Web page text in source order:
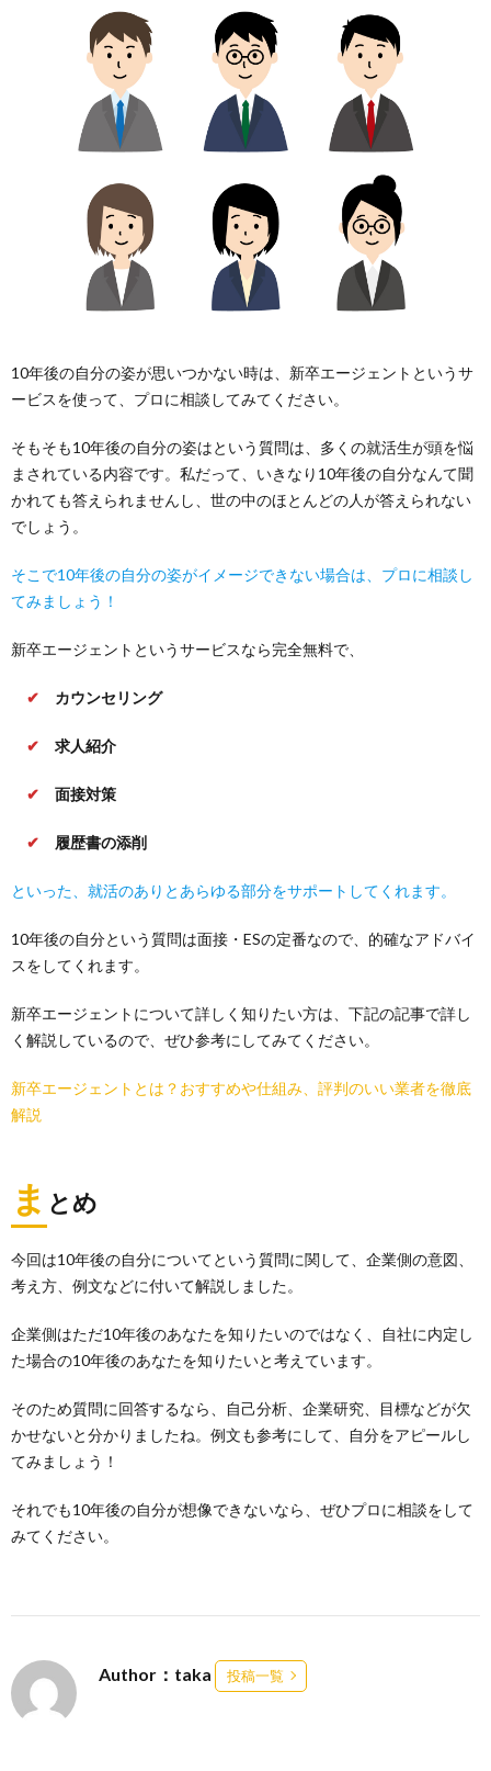
10年後の自分の姿が思いつかない時は、新卒エージェントというサ
ービスを使って、プロに相談してみてください。
そもそも10年後の自分の姿はという質問は、多くの就活生が頭を悩
まされている内容です。私だって、いきなり10年後の自分なんて聞
かれても答えられませんし、世の中のほとんどの人が答えられない
でしょう。
そこで10年後の自分の姿がイメージできない場合は、プロに相談し
てみましょう！
新卒エージェントというサービスなら完全無料で、
✔ カウンセリング
✔ 求人紹介
✔ 面接対策
✔ 履歴書の添削
といった、就活のありとあらゆる部分をサポートしてくれます。
10年後の自分という質問は面接・ESの定番なので、的確なアドバイ
スをしてくれます。
新卒エージェントについて詳しく知りたい方は、下記の記事で詳し
く解説しているので、ぜひ参考にしてみてください。
新卒エージェントとは？おすすめや仕組み、評判のいい業者を徹底
解説
ま とめ
今回は10年後の自分についてという質問に関して、企業側の意図、
考え方、例文などに付いて解説しました。
企業側はただ10年後のあなたを知りたいのではなく、自社に内定し
た場合の10年後のあなたを知りたいと考えています。
そのため質問に回答するなら、自己分析、企業研究、目標などが欠
かせないと分かりましたね。例文も参考にして、自分をアピールし
てみましょう！
それでも10年後の自分が想像できないなら、ぜひプロに相談をして
みてください。
Author：taka 投稿一覧